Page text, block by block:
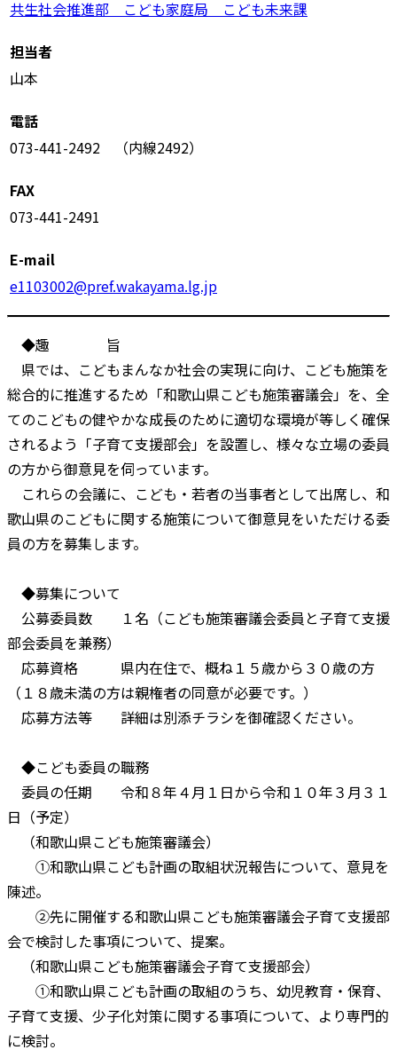
共生社会推進部 こども家庭局 こども未来課
担当者
山本
電話
073-441-2492 （内線2492）
FAX
073-441-2491
E-mail
e1103002@pref.wakayama.lg.jp
◆趣 旨
県では、こどもまんなか社会の実現に向け、こども施策を
総合的に推進するため「和歌山県こども施策審議会」を、全
てのこどもの健やかな成長のために適切な環境が等しく確保
されるよう「子育て支援部会」を設置し、様々な立場の委員
の方から御意見を伺っています。
これらの会議に、こども・若者の当事者として出席し、和
歌山県のこどもに関する施策について御意見をいただける委
員の方を募集します。
◆募集について
公募委員数 １名（こども施策審議会委員と子育て支援
部会委員を兼務）
応募資格 県内在住で、概ね１５歳から３０歳の方
（１８歳未満の方は親権者の同意が必要です。）
応募方法等 詳細は別添チラシを御確認ください。
◆こども委員の職務
委員の任期 令和８年４月１日から令和１０年３月３１
日（予定）
（和歌山県こども施策審議会）
①和歌山県こども計画の取組状況報告について、意見を
陳述。
②先に開催する和歌山県こども施策審議会子育て支援部
会で検討した事項について、提案。
（和歌山県こども施策審議会子育て支援部会）
①和歌山県こども計画の取組のうち、幼児教育・保育、
子育て支援、少子化対策に関する事項について、より専門的
に検討。